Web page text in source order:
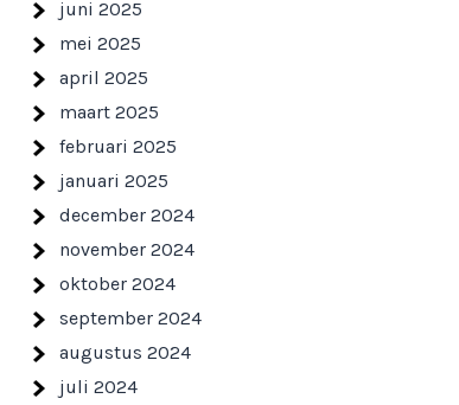
juni 2025
mei 2025
april 2025
maart 2025
februari 2025
januari 2025
december 2024
november 2024
oktober 2024
september 2024
augustus 2024
juli 2024